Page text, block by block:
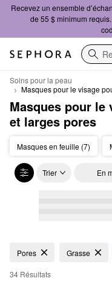
Recevez un ensemble
de 55 $ minimum
Soins pour la peau
Masques pour le visage
Masques pour le
et larges pores
Masques en feuille (7)
Trier En
Masques pour le visage
Pores Grasse
34 Résultats